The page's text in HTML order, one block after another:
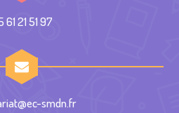
61 21 51 97
smdn.fr